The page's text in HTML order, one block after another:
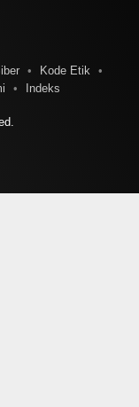
Kode Etik
Indeks